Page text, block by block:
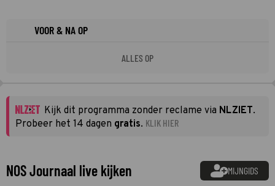
VOOR & NA OP
ALLES OP
Kijk dit programma zonder reclame via NLZIET.
Probeer het 14 dagen gratis. KLIK HIER
NOS Journaal live kijken MIJNGIDS